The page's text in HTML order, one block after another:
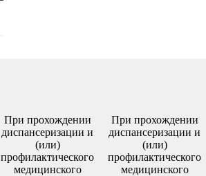
При прохождении
диспансеризации и
(или)
профилактического
медицинского
При прохождении
диспансеризации и
(или)
профилактического
медицинского